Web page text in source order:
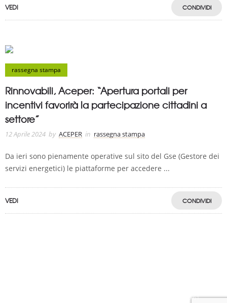
VEDI CONDIVIDI
rassegna stampa
Rinnovabili, Aceper: “Apertura portali per
incentivi favorirà la partecipazione cittadini a
settore”
12 Aprile 2024 by ACEPER in rassegna stampa
Da ieri sono pienamente operative sul sito del Gse (Gestore dei
servizi energetici) le piattaforme per accedere ...
VEDI CONDIVIDI
Numero di identificazione nel Registro: 2018-57811982-61